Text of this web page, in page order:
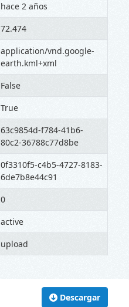
Descargar
hace 2 años
72.474
application/vnd.google-
earth.kml+xml
False
True
63c9854d-f784-41b6-
80c2-36788c77d8be
0f3310f5-c4b5-4727-8183-
6de7b8e44c91
0
active
upload